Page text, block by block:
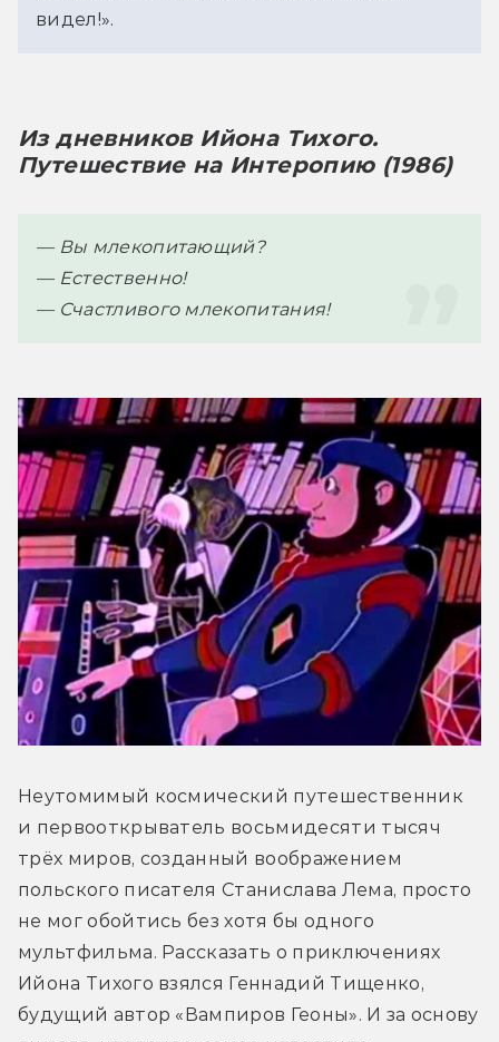
видел!».
Из дневников Ийона Тихого.
Путешествие на Интеропию (1986)
— Естественно!
— Счастливого млекопитания!
Неутомимый космический путешественник
и первооткрыватель восьмидесяти тысяч
трёх миров, созданный воображением
польского писателя Станислава Лема, просто
не мог обойтись без хотя бы одного
мультфильма. Рассказать о приключениях
Ийона Тихого взялся Геннадий Тищенко,
будущий автор «Вампиров Геоны». И за основу